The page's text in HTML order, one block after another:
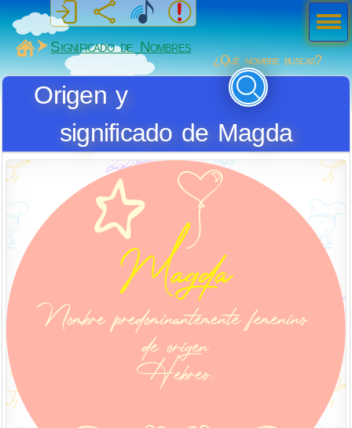
MiSabueso
Significado de Nombres
¿Qué nombre buscas?
Origen y
significado de Magda
Men
ú